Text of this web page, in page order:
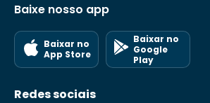
Baixe nosso app
Baixar no
App Store
Baixar no
Google
Play
Redes sociais